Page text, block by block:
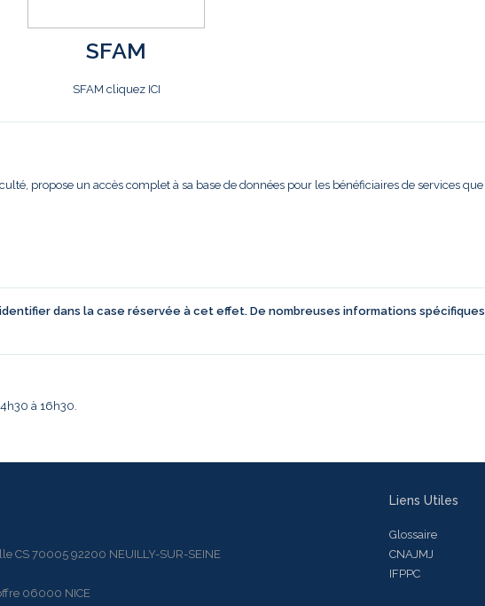
SFAM
SFAM cliquez ICI
propose un accès complet à sa base de données pour les bénéficiaires de services que
dans la case réservée à cet effet. De nombreuses informations
à 16h30.
70005 92200 NEUILLY-SUR-SEINE
06000 NICE
Liens Utiles
Glossaire
CNAJMJ
IFPPC